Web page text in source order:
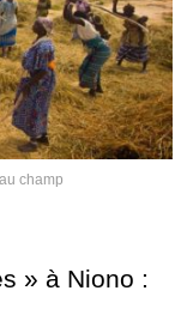
champ
» à Niono :